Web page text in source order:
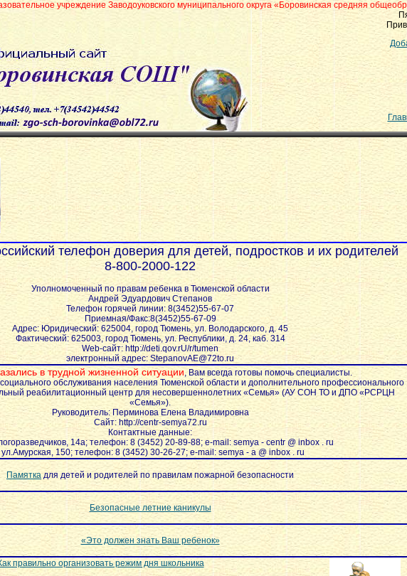
Заводоуковского муниципального округа «Боровинская средняя
телефон доверия для детей, подростков и их родителей
8-800-2000-122
Уполномоченный по правам ребенка в Тюменской области
Андрей Эдуардович Степанов
Телефон горячей линии: 8(3452)55-67-07
Приемная/Факс:8(3452)55-67-09
Адрес: Юридический: 625004, город Тюмень, ул. Володарского, д. 45
Фактический: 625003, город Тюмень, ул. Республики, д. 24, каб. 314
Web-сайт: http://deti.qov.rU/r/tumen
электронный адрес: StepanovAE@72to.ru
в трудной жизненной ситуации, Вам всегда готовы помочь специалисты.
обслуживания населения Тюменской области и дополнительного профессионального
реабилитационный центр для несовершеннолетних «Семья» (АУ СОН ТО и ДПО «РСРЦН
«Семья»).
Руководитель: Перминова Елена Владимировна
Сайт: http://centr-semya72.ru
Контактные данные:
14а; телефон: 8 (3452) 20-89-88; e-mail: semya - centr @ inbox . ru
ул.Амурская, 150; телефон: 8 (3452) 30-26-27; e-mail: semya - a @ inbox . ru
Памятка для детей и родителей по правилам пожарной безопасности
Безопасные летние каникулы
«Это должен знать Ваш ребенок»
правильно организовать режим дня школьника